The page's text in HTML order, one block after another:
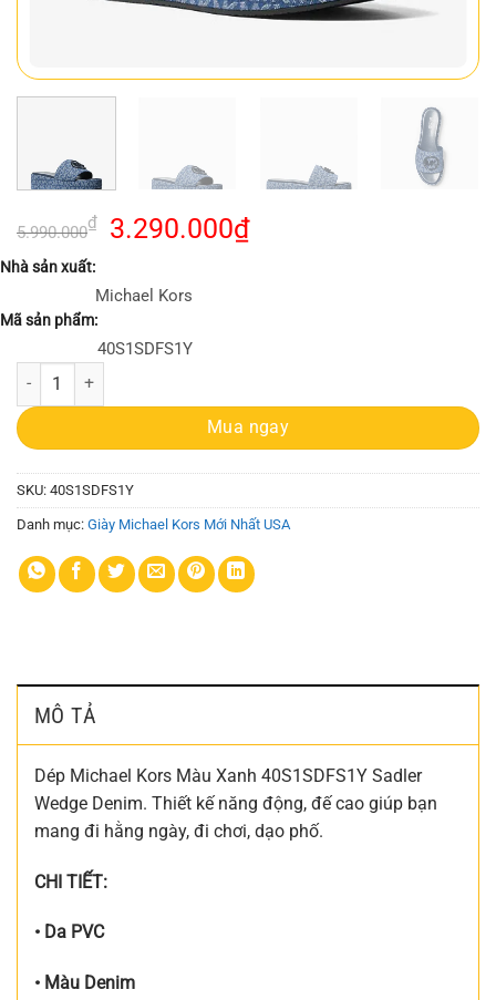
5.990.000₫
Giá
là:
5.990.000₫.
3.290.000₫Giá
Nhà sản xuất:
Michael Kors
Mã sản phẩm:
40S1SDFS1Y
Dép Michael Kors Màu Xanh 40S1SDFS1Y Sadler Wedge Denim số
Mua ngay
SKU: 40S1SDFS1Y
Danh mục: Giày Michael Kors Mới Nhất USA
MÔ TẢ
Dép Michael Kors Màu Xanh 40S1SDFS1Y Sadler
Wedge Denim. Thiết kế năng động, đế cao giúp bạn
mang đi hằng ngày, đi chơi, dạo phố.
CHI TIẾT:
• Da PVC
• Màu Denim